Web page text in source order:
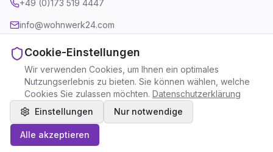
+49 (0)173 519 4447
info@wohnwerk24.com
ImpressumDatenschutzerklärungAGBCookie-Einstellungen
©2026 WohnWerk24 - Eine Marke der NKM Hospitality GmbH.
Alle Rechte vorbehalten.
Cookie-Einstellungen
Wir verwenden Cookies, um Ihnen ein optimales
Nutzungserlebnis zu bieten. Sie können wählen, welche
Cookies Sie zulassen möchten. Datenschutzerklärung
Einstellungen
Nur notwendige
Alle akzeptieren